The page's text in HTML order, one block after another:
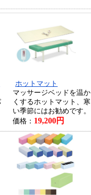
ホットマット
マッサージベッドを温か
くするホットマット、寒
い季節にはお勧めです。
価格： 19,200円